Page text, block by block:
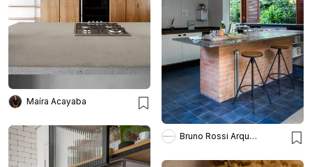
Maíra Acayaba
Bruno Rossi Arquitetos